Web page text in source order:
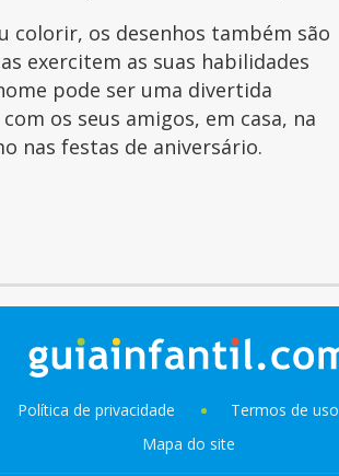
colorir, os desenhos também são
exercitem as suas habilidades
pode ser uma divertida
os seus amigos, em casa, na
nas festas de aniversário.
Política de privacidade Termos de uso
Mapa do site